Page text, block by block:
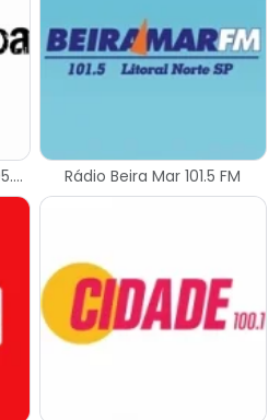
Rádio Atlântida Zona Sul 95.3 FM Rádio Beira Mar 101.5 FM